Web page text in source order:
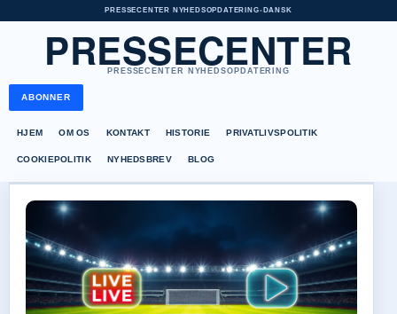
PRESSECENTER NYHEDSOPDATERING• DANSK
PRESSECENTER
PRESSECENTER NYHEDSOPDATERING
ABONNER
HJEM OM OS KONTAKT HISTORIE PRIVATLIVSPOLITIK
COOKIEPOLITIK NYHEDSBREV BLOG